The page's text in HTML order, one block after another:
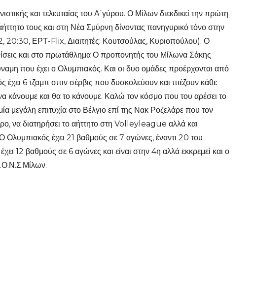
και τελευταίας του Α΄γύρου. Ο Μίλων διεκδικεί την πρώτη
τους και στη Νέα Σμύρνη δίνοντας πανηγυρικό τόνο στην
20:30, ΕΡΤ-Flix, Διαιτητές: Κουτσούλας, Κυριοπούλου). Ο
και στο πρωτάθλημα Ο προπονητής του Μίλωνα Σάκης
που έχει ο Ολυμπιακός. Και οι δυο ομάδες προέρχονται από
6 τζαμπ σπιν σέρβις που δυσκολεύουν και πιέζουν κάθε
κάνουμε και θα το κάνουμε. Καλώ τον κόσμο που του αρέσει το
μεγάλη επιτυχία στο Βέλγιο επί της Νακ Ροζελάρε που τον
να διατηρήσει το αήττητο στη Volleyleague αλλά και
Ολυμπιακός έχει 21 βαθμούς σε 7 αγώνες, έναντι 20 του
12 βαθμούς σε 6 αγώνες και είναι στην 4η αλλά εκκρεμεί και ο